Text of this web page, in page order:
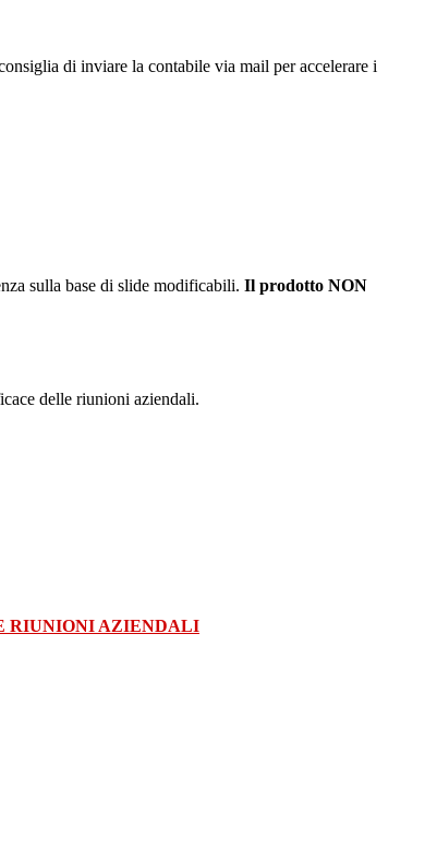
di inviare la contabile via mail per accelerare i
sulla base di slide modificabili. Il prodotto NON
delle riunioni aziendali.
RIUNIONI AZIENDALI